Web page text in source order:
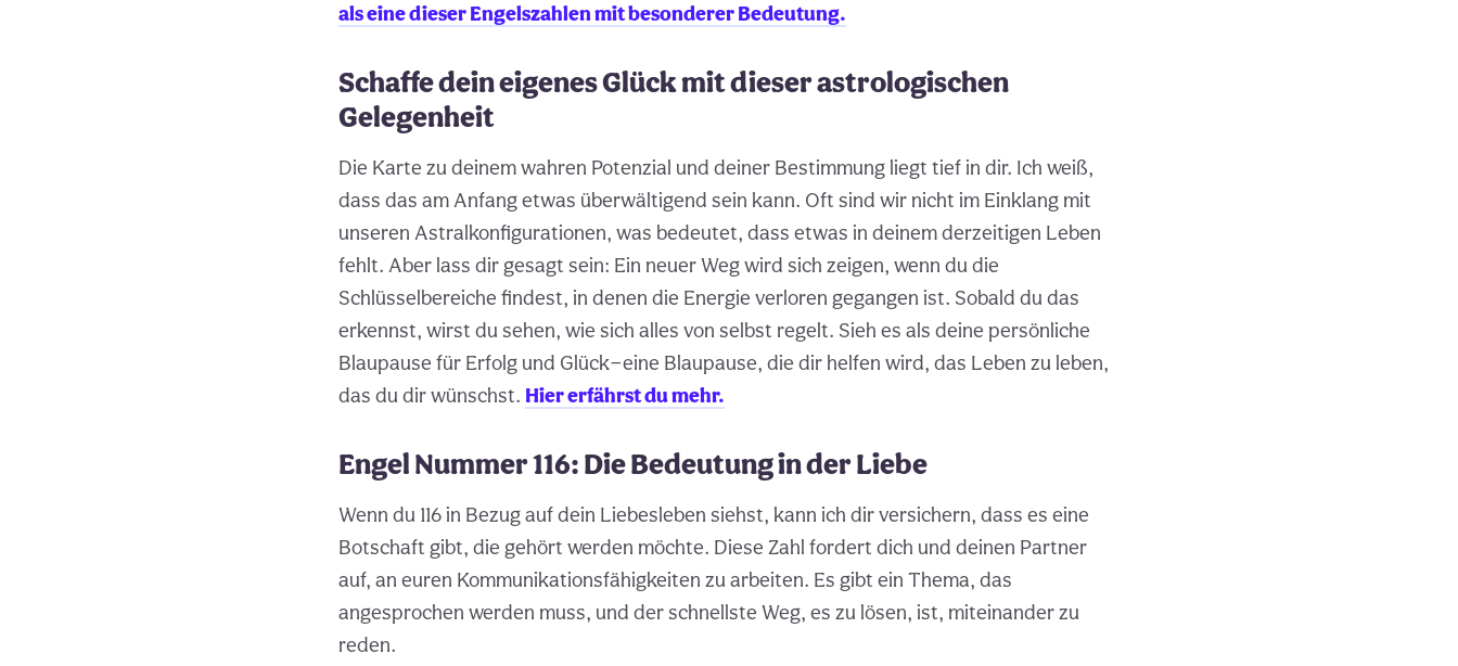
als eine dieser Engelszahlen mit besonderer Bedeutung.
Schaffe dein eigenes Glück mit dieser astrologischen
Gelegenheit
Die Karte zu deinem wahren Potenzial und deiner Bestimmung liegt tief in dir. Ich weiß,
dass das am Anfang etwas überwältigend sein kann. Oft sind wir nicht im Einklang mit
unseren Astralkonfigurationen, was bedeutet, dass etwas in deinem derzeitigen Leben
fehlt. Aber lass dir gesagt sein: Ein neuer Weg wird sich zeigen, wenn du die
Schlüsselbereiche findest, in denen die Energie verloren gegangen ist. Sobald du das
erkennst, wirst du sehen, wie sich alles von selbst regelt. Sieh es als deine persönliche
Blaupause für Erfolg und Glück—eine Blaupause, die dir helfen wird, das Leben zu leben,
das du dir wünschst. Hier erfährst du mehr.
Engel Nummer 116: Die Bedeutung in der Liebe
Wenn du 116 in Bezug auf dein Liebesleben siehst, kann ich dir versichern, dass es eine
Botschaft gibt, die gehört werden möchte. Diese Zahl fordert dich und deinen Partner
auf, an euren Kommunikationsfähigkeiten zu arbeiten. Es gibt ein Thema, das
angesprochen werden muss, und der schnellste Weg, es zu lösen, ist, miteinander zu
reden.